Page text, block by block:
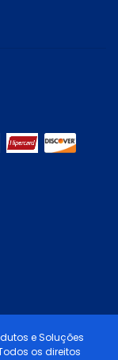
e Soluções
os direitos